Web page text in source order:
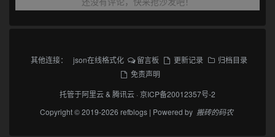
其他连接： json在线格式化 留言板 更新记录
归档目录
免责声明
托管于阿里云& 腾讯云 ·京ICP备20012357号-2
Copyright © 2019-2026 refblogs | Powered by 搬砖的码农